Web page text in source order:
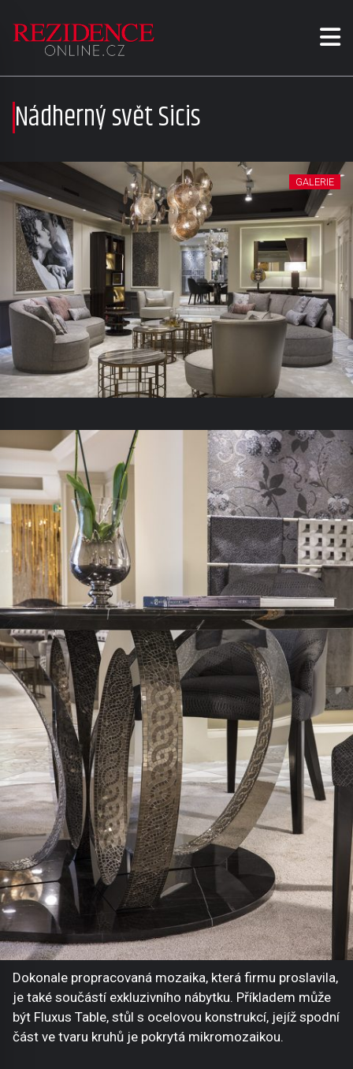
Nádherný svět Sicis
GALERIE
Dokonale propracovaná mozaika, která firmu proslavila,
je také součástí exkluzivního nábytku. Příkladem může
být Fluxus Table, stůl s ocelovou konstrukcí, jejíž spodní
část ve tvaru kruhů je pokrytá mikromozaikou.